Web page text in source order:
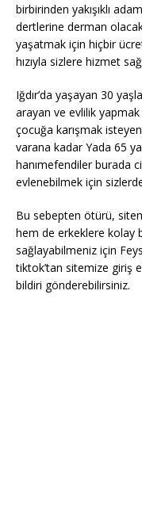
birbirinden yakışıklı
dertlerine derman
yaşatmak için hiçbir
hızıyla sizlere hizmet
Iğdır’da yaşayan 30
arayan ve evlilik
çocuğa karışmak
varana kadar Yada 65
hanımefendiler burada
evlenebilmek için
Bu sebepten ötürü,
hem de erkeklere kolay
sağlayabilmeniz için
tiktok’tan sitemize giriş
bildiri gönderebilirsiniz.